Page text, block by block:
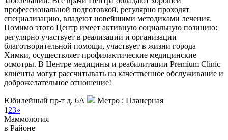
профессиональной подготовкой, регулярно проходят
специализацию, владеют новейшими методиками лечения.
Помимо этого Центр имеет активную социальную позицию:
регулярно участвует в реализации и организации
благотворительной помощи, участвует в жизни города
Химки, осуществляет профилактические медицинские
осмотры. В Центре медицины и реабилитации Premium Clinic
клиенты могут рассчитывать на качественное обслуживание и
доброжелательное отношение!
Юбилейный пр-т д. 6А Метро : Планерная
1 23»
Маммология
в Районе